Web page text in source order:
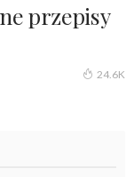
przepisy
24.6K